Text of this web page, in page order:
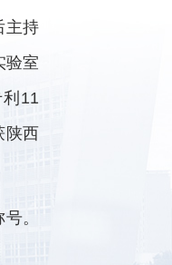
主持
验室
11
陕西
。